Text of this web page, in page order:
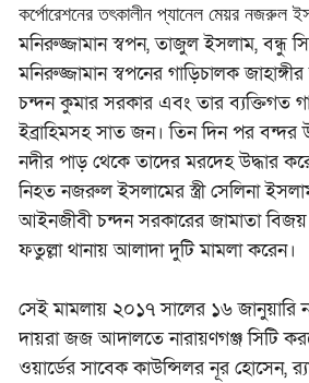
কর্পোরেশনের তৎকালীন প্যানেল মেয়র নজরুল
মনিরুজ্জামান স্বপন, তাজুল ইসলাম, বন্ধু
মনিরুজ্জামান স্বপনের গাড়িচালক
চন্দন কুমার সরকার এবং তার ব্যক্তিগত
ইব্রাহিমসহসাত জন। তিন দিন পর বন্দর
নদীর পাড় থেকে তাদের মরদেহ উদ্ধার
নিহত নজরুল ইসলামের স্ত্রী সেলিনা
আইনজীবী চন্দন সরকারের জামাতা
ফতুল্লা থানায় আলাদা দুটি মামলা করেন।
সেই মামলায় ২০১৭ সালের ১৬ জানুয়ারি
দায়রা জজ আদালতে নারায়ণগঞ্জ সিটি
ওয়ার্ডের সাবেক কাউন্সিলর নূর হোসেন,